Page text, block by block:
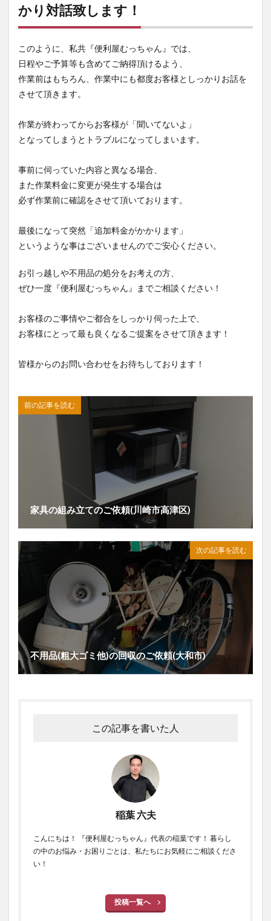
かり対話致します！
このように、私共『便利屋むっちゃん』では、
日程やご予算等も含めてご納得頂けるよう、
作業前はもちろん、作業中にも都度お客様としっかりお話を
させて頂きます。
作業が終わってからお客様が「聞いてないよ」
となってしまうとトラブルになってしまいます。
事前に伺っていた内容と異なる場合、
また作業料金に変更が発生する場合は
必ず作業前に確認をさせて頂いております。
最後になって突然「追加料金がかかります」
というような事はございませんのでご安心ください。
お引っ越しや不用品の処分をお考えの方、
ぜひ一度『便利屋むっちゃん』までご相談ください！
お客様のご事情やご都合をしっかり伺った上で、
お客様にとって最も良くなるご提案をさせて頂きます！
皆様からのお問い合わせをお待ちしております！
前の記事を読む
家具の組み立てのご依頼(川崎市高津区)
次の記事を読む
不用品(粗大ゴミ他)の回収のご依頼(大和市)
この記事を書いた人
稲葉 六夫
こんにちは！ 『便利屋むっちゃん』代表の稲葉です！ 暮らし
の中のお悩み・お困りごとは、私たちにお気軽にご相談くださ
い！
投稿一覧へ